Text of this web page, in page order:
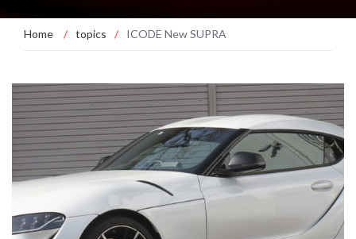
Home / topics / ICODE New SUPRA